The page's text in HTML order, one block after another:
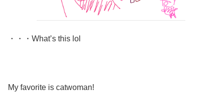
・・・What’s this lol
My favorite is catwoman!